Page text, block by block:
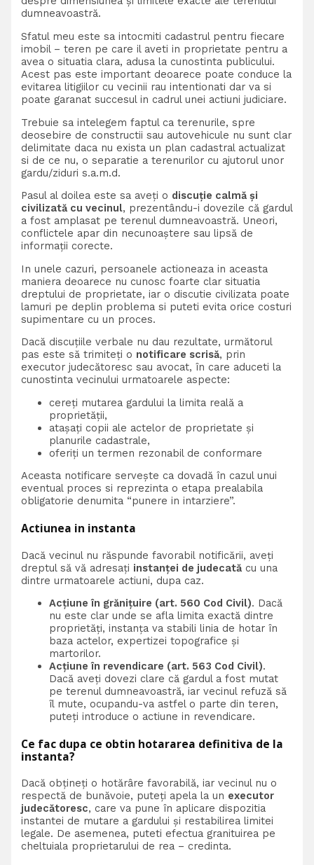
dumneavoastră.
Sfatul meu este sa intocmiti cadastrul pentru fiecare
imobil – teren pe care il aveti in proprietate pentru a
avea o situatia clara, adusa la cunostinta publicului.
Acest pas este important deoarece poate conduce la
evitarea litigiilor cu vecinii rau intentionati dar va si
poate garanat succesul in cadrul unei actiuni judiciare.
Trebuie sa intelegem faptul ca terenurile, spre
deosebire de constructii sau autovehicule nu sunt clar
delimitate daca nu exista un plan cadastral actualizat
si de ce nu, o separatie a terenurilor cu ajutorul unor
gardu/ziduri s.a.m.d.
Pasul al doilea este sa aveți o discuție calmă și
civilizată cu vecinul, prezentându-i dovezile că gardul
a fost amplasat pe terenul dumneavoastră. Uneori,
conflictele apar din necunoaștere sau lipsă de
informații corecte.
In unele cazuri, persoanele actioneaza in aceasta
maniera deoarece nu cunosc foarte clar situatia
dreptului de proprietate, iar o discutie civilizata poate
lamuri pe deplin problema si puteti evita orice costuri
supimentare cu un proces.
Dacă discuțiile verbale nu dau rezultate, următorul
pas este să trimiteți o notificare scrisă, prin
executor judecătoresc sau avocat, în care aduceti la
cunostinta vecinului urmatoarele aspecte:
cereți mutarea gardului la limita reală a
proprietății,
atașați copii ale actelor de proprietate și
planurile cadastrale,
oferiți un termen rezonabil de conformare
Aceasta notificare servește ca dovadă în cazul unui
eventual proces si reprezinta o etapa prealabila
obligatorie denumita “punere in intarziere”.
Actiunea in instanta
Dacă vecinul nu răspunde favorabil notificării, aveți
dreptul să vă adresați instanței de judecată cu una
dintre urmatoarele actiuni, dupa caz.
Acțiune în grănițuire (art. 560 Cod Civil). Dacă
nu este clar unde se afla limita exactă dintre
proprietăți, instanța va stabili linia de hotar în
baza actelor, expertizei topografice și
martorilor.
Acțiune în revendicare (art. 563 Cod Civil).
Dacă aveți dovezi clare că gardul a fost mutat
pe terenul dumneavoastră, iar vecinul refuză să
îl mute, ocupandu-va astfel o parte din teren,
puteți introduce o actiune in revendicare.
Ce fac dupa ce obtin hotararea definitiva de la
instanta?
Dacă obțineți o hotărâre favorabilă, iar vecinul nu o
respectă de bunăvoie, puteți apela la un executor
judecătoresc, care va pune în aplicare dispozitia
instantei de mutare a gardului și restabilirea limitei
legale. De asemenea, puteti efectua granituirea pe
cheltuiala proprietarului de rea – credinta.